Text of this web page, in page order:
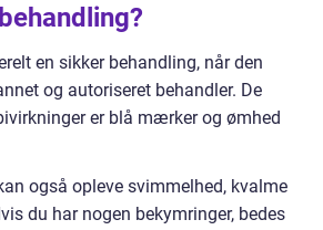
en sikker behandling, når den
og autoriseret behandler. De
er blå mærker og ømhed
også opleve svimmelhed, kvalme
du har nogen bekymringer, bedes